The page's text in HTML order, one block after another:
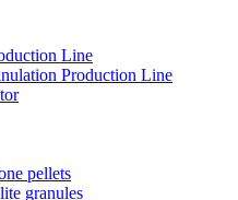
Line
Production Line
pellets
granules